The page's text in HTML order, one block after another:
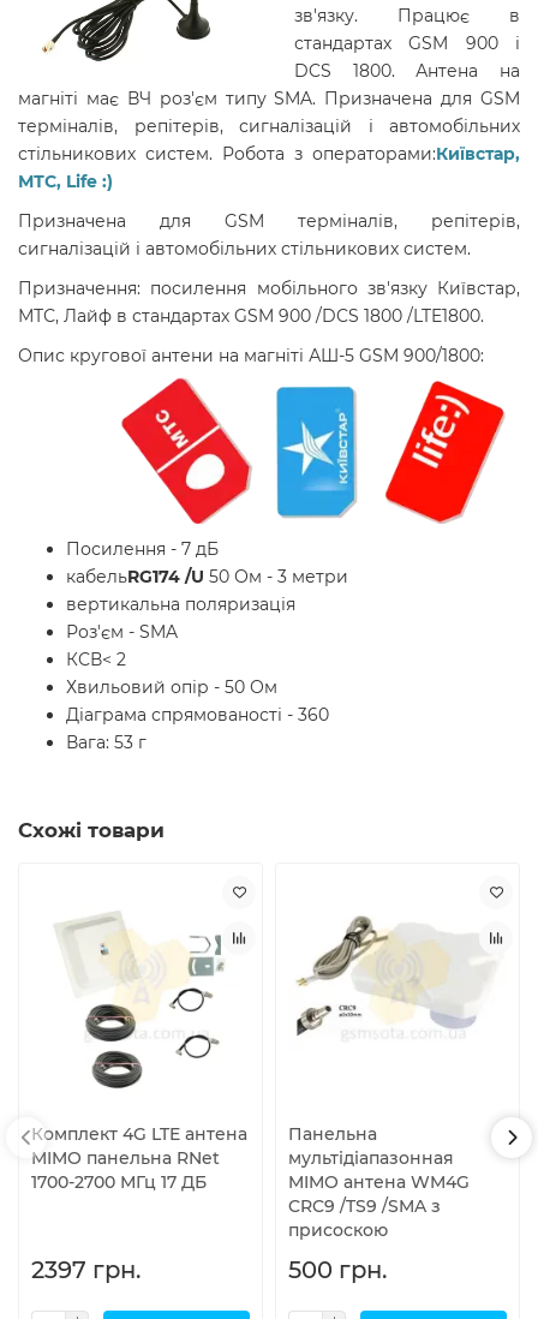
зв'язку. Працює в
стандартах GSM 900 і
DCS 1800. Антена на
магніті має ВЧ роз'єм типу SMA. Призначена для GSM
терміналів, репітерів, сигналізацій і автомобільних
стільникових систем. Робота з операторами:Київстар,
МТС, Life :)
Призначена для GSM терміналів, репітерів,
сигналізацій і автомобільних стільникових систем.
Призначення: посилення мобільного зв'язку Київстар,
МТС, Лайф в стандартах GSM 900 /DCS 1800 /LTE1800.
Опис кругової антени на магніті АШ-5 GSM 900/1800:
Посилення - 7 дБ
кабельRG174 /U 50 Ом - 3 метри
вертикальна поляризація
Роз'єм - SMA
КСВ< 2
Хвильовий опір - 50 Ом
Діаграма спрямованості - 360
Вага: 53 г
Схожі товари
Комплект 4G LTE антена
MIMO панельна RNet
1700-2700 МГц 17 ДБ
2397 грн.
Панельна
мультідіапазонная
MIMO антена WM4G
CRC9 /TS9 /SMA з
присоскою
500 грн.